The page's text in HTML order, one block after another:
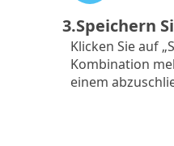
3.Speichern
Klicken Sie auf
Kombination
einem